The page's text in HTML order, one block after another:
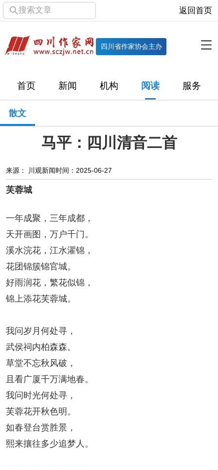
搜索文章 返回首页
四川省作家协会主办
首页 新闻 机构 阅读 服务
机构
直属单位 团体会员 主管社团 专门委员会
历届主席团
时政 文学动态
十百千
小说 散文
校园文学 其他阅读
新书快讯
服务
入会须知 会员管理
四川文学 星星诗刊
公告公示
公告公示
散文
马平：四川清音二首
来源： 川观新闻时间：2025-06-27
芙蓉城
一年成聚，三年成都，
天开画图，万户千门。
溪水浣花，江水濯锦，
花团锦簇锦官城。
好雨润花，繁花似锦，
锦上添花芙蓉城。
我问岁月何处寻，
武侯祠内柏森森。
草堂不忘秋风破，
且看广厦千万满地春。
我问时光何处寻，
芙蓉花开秋色明。
如春登台赏胜景，
熙来攘往多少追梦人。